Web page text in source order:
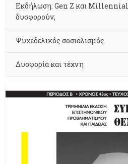
Εκδήλωση: Gen Z και
δυσφορούν;
Ψυχεδελικός σοσιαλισμός
Δυσφορία και τέχνη